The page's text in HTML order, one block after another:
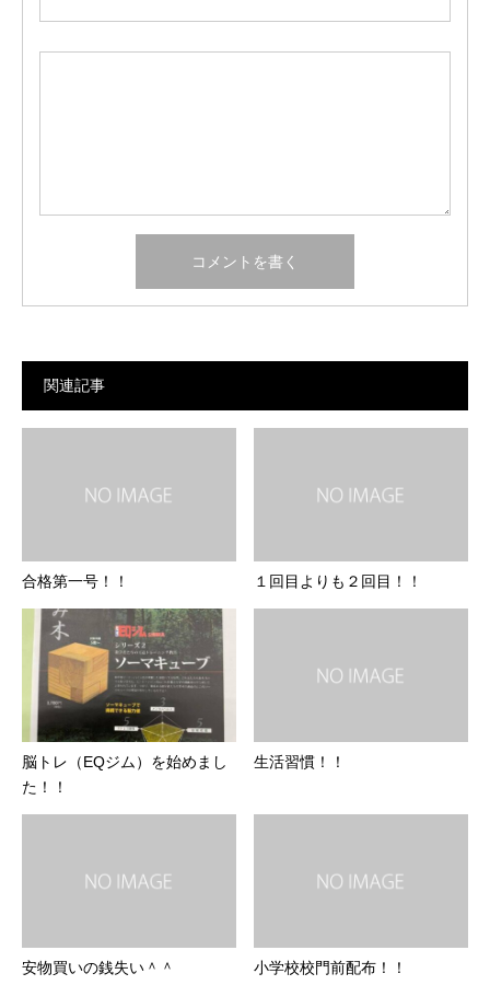
関連記事
合格第一号！！ １回目よりも２回目！！
脳トレ（EQジム）を始めまし
た！！
生活習慣！！
安物買いの銭失い＾＾ 小学校校門前配布！！